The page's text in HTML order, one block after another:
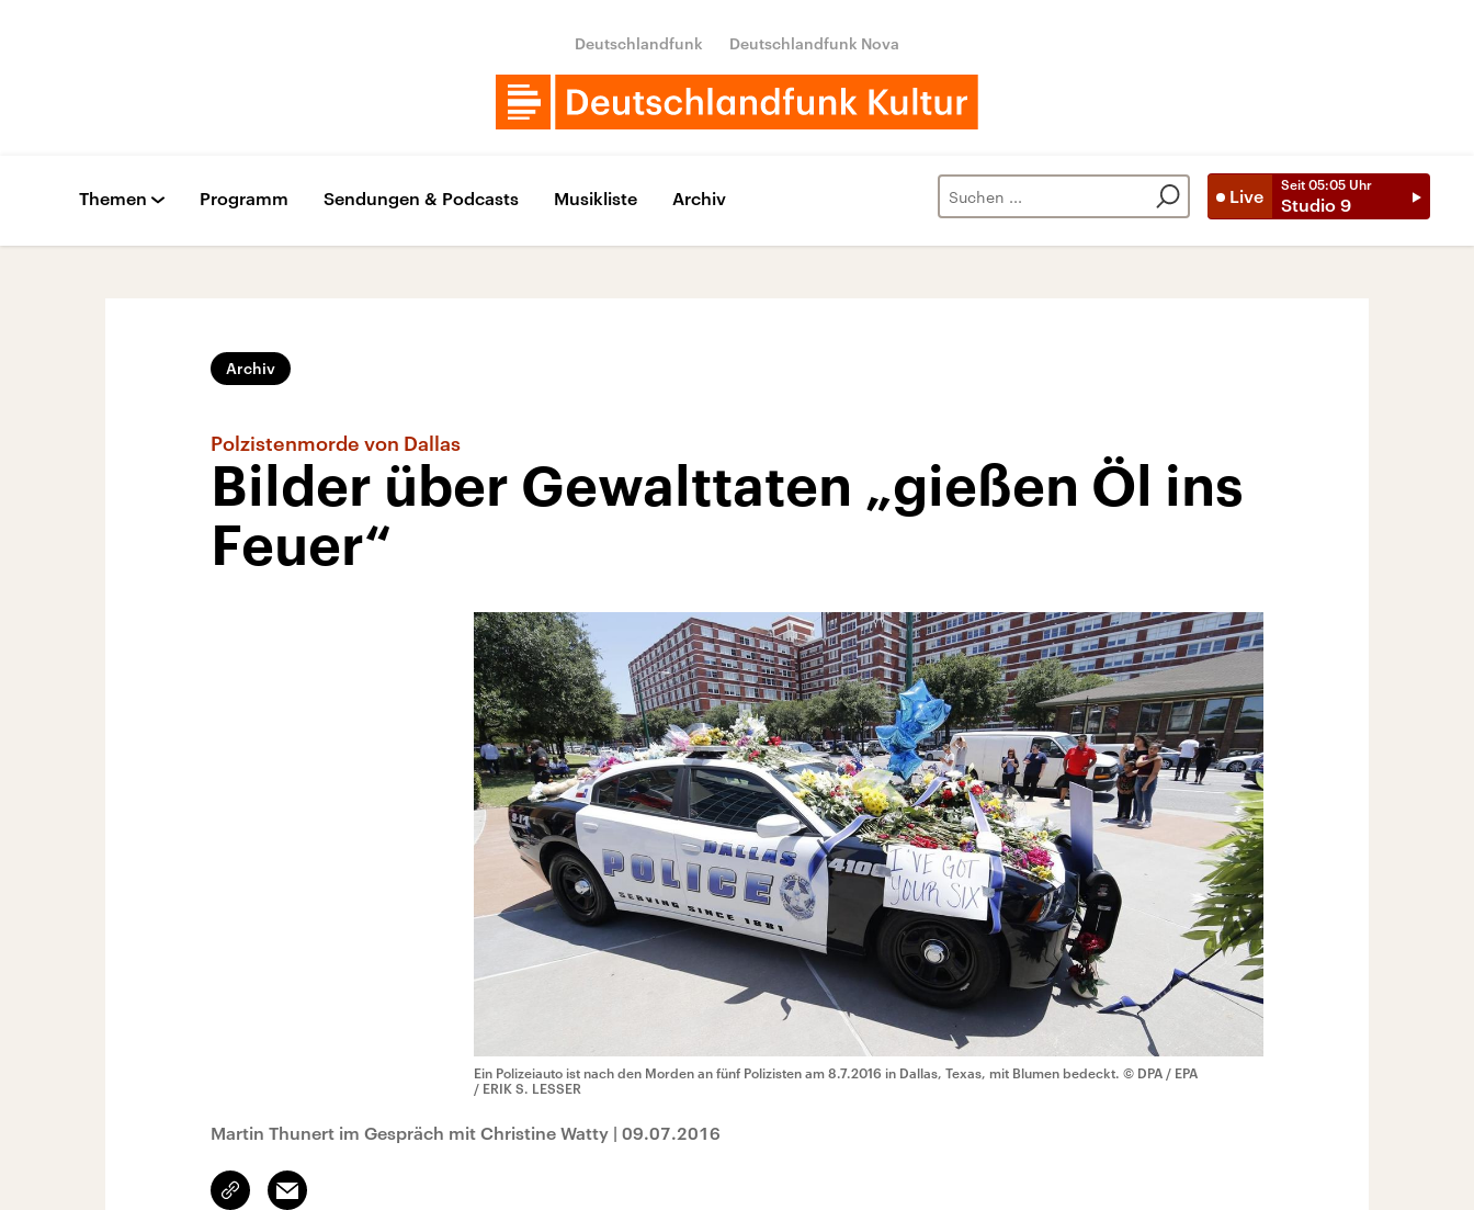
Deutschlandfunk Deutschlandfunk Nova
Live
Seit 05:05 Uhr
Studio 9
Themen Programm Sendungen & Podcasts Musikliste Archiv
Archiv
Polzistenmorde von Dallas
Bilder über Gewalttaten „gießen Öl ins
Feuer“
Ein Polizeiauto ist nach den Morden an fünf Polizisten am 8.7.2016 in Dallas, Texas, mit Blumen bedeckt. © DPA / EPA
/ ERIK S. LESSER
Martin Thunert im Gespräch mit Christine Watty | 09.07.2016
Link
kopieren/teilen
Email